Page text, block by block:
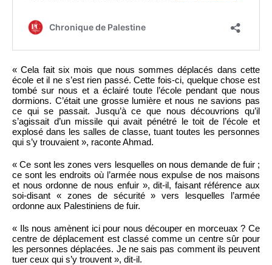
« Cela fait six mois que nous sommes déplacés dans cette
école et il ne s’est rien passé. Cette fois-ci, quelque chose est
tombé sur nous et a éclairé toute l’école pendant que nous
dormions. C’était une grosse lumière et nous ne savions pas
ce qui se passait. Jusqu’à ce que nous découvrions qu’il
s’agissait d’un missile qui avait pénétré le toit de l’école et
explosé dans les salles de classe, tuant toutes les personnes
qui s’y trouvaient », raconte Ahmad.
« Ce sont les zones vers lesquelles on nous demande de fuir ;
ce sont les endroits où l’armée nous expulse de nos maisons
et nous ordonne de nous enfuir », dit-il, faisant référence aux
soi-disant « zones de sécurité » vers lesquelles l’armée
ordonne aux Palestiniens de fuir.
« Ils nous amènent ici pour nous découper en morceuax ? Ce
centre de déplacement est classé comme un centre sûr pour
les personnes déplacées. Je ne sais pas comment ils peuvent
tuer ceux qui s’y trouvent », dit-il.